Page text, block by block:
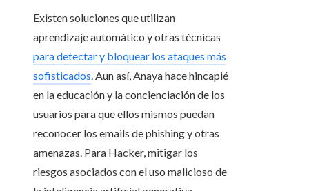
Existen soluciones que utilizan
aprendizaje automático y otras técnicas
para detectar y bloquear los ataques más
sofisticados . Aun así, Anaya hace hincapié
en la educación y la concienciación de los
usuarios para que ellos mismos puedan
reconocer los emails de phishing y otras
amenazas. Para Hacker, mitigar los
riesgos asociados con el uso malicioso de